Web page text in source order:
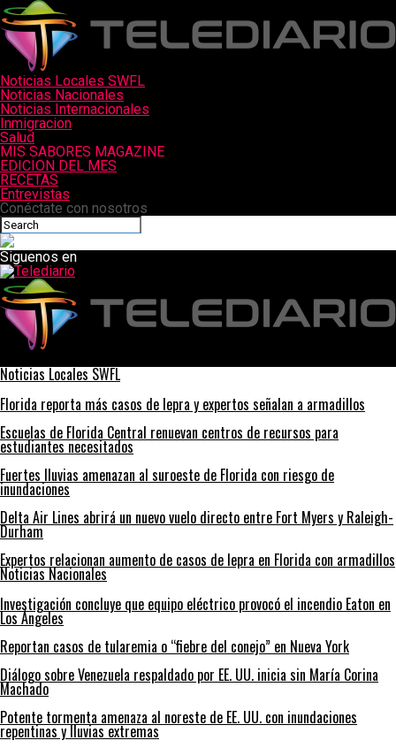
Noticias Locales SWFL
Noticias Nacionales
Noticias Internacionales
Inmigracion
Salud
MIS SABORES MAGAZINE
EDICION DEL MES
RECETAS
Entrevistas
Conéctate con nosotros
Siguenos en
Noticias Locales SWFL
Florida reporta más casos de lepra y expertos señalan a armadillos
Escuelas de Florida Central renuevan centros de recursos para
estudiantes necesitados
Fuertes lluvias amenazan al suroeste de Florida con riesgo de
inundaciones
Delta Air Lines abrirá un nuevo vuelo directo entre Fort Myers y Raleigh-
Durham
Expertos relacionan aumento de casos de lepra en Florida con armadillos
Noticias Nacionales
Investigación concluye que equipo eléctrico provocó el incendio Eaton en
Los Ángeles
Reportan casos de tularemia o “fiebre del conejo” en Nueva York
Diálogo sobre Venezuela respaldado por EE. UU. inicia sin María Corina
Machado
Potente tormenta amenaza al noreste de EE. UU. con inundaciones
repentinas y lluvias extremas